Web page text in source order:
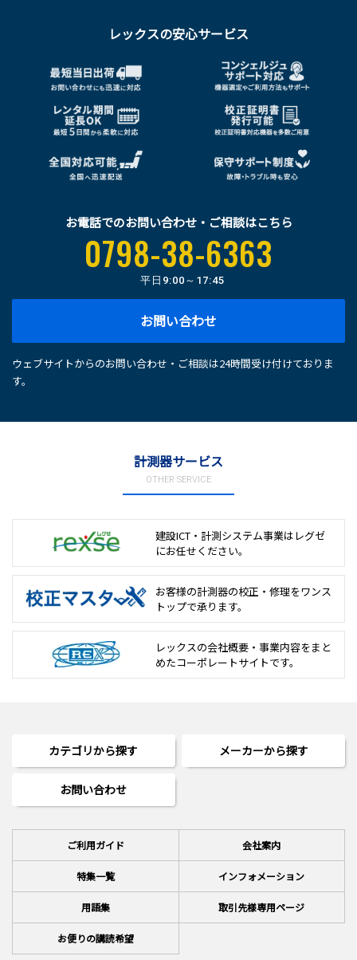
レックスの安心サービス
お電話でのお問い合わせ・ご相談はこちら
0798-38-6363
平日 9:00～17:45
お問い合わせ
ウェブサイトからのお問い合わせ・ご相談は24時間受け付けておりま
す。
計測器サービス
OTHER SERVICE
建設ICT・計測システム事業は レグゼ
にお任せください。
お客様の計測器の校正・修理をワンス
トップで承ります。
レックスの会社概要・事業内容をまと
めたコーポレートサイトです。
カテゴリから探す メーカーから探す
お問い合わせ
ご利用ガイド 会社案内
特集一覧 インフォメーション
用語集 取引先様専用ページ
お便りの講読希望